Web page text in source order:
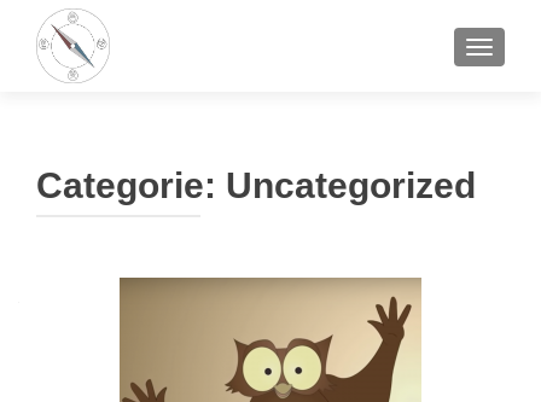
Categorie: Uncategorized